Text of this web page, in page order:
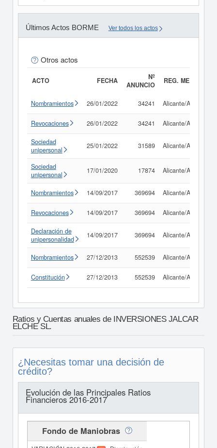
Últimos Actos BORME Ver todos los actos
Otros actos
ACTO FECHA
Nº
ANUNCIO
REG. MERC.
Nombramientos 26/01/2022 34241 Alicante/Alacant
Revocaciones 26/01/2022 34241 Alicante/Alacant
Sociedad
unipersonal
25/01/2022 31589 Alicante/Alacant
Sociedad
unipersonal
17/01/2020 17874 Alicante/Alacant
Nombramientos 14/09/2017 369694 Alicante/Alacant
Revocaciones 14/09/2017 369694 Alicante/Alacant
Declaración de
unipersonalidad
14/09/2017 369694 Alicante/Alacant
Nombramientos 27/12/2013 552539 Alicante/Alacant
Constitución 27/12/2013 552539 Alicante/Alacant
Ratios y Cuentas anuales de INVERSIONES JALCAR
ELCHE SL.
¿Necesitas tomar una decisión de
crédito?
Evolución de las Principales Ratios
Financieros 2016-2017
Fondo de Maniobras